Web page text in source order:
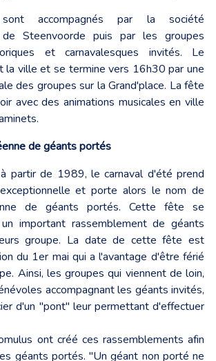
accompagnés par la société
de Steenvoorde puis par les groupes
et carnavalesques invités. Le
la ville et se termine vers 16h30 par une
des groupes sur la Grand'place. La fête
avec des animations musicales en ville
de géants portés
partir de 1989, le carnaval d'été prend
et porte alors le nom de
de géants portés. Cette fête se
important rassemblement de géants
groupe. La date de cette fête est
du 1er mai qui a l'avantage d'être férié
Ainsi, les groupes qui viennent de loin,
accompagnant les géants invités,
d'un "pont" leur permettant d'effectuer
ont créé ces rassemblements afin
géants portés. "Un géant non porté ne